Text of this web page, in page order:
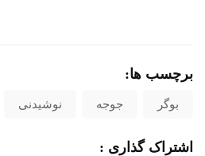
برچسب ها:
بوگر جوجه نوشیدنی
اشتراک گذاری :